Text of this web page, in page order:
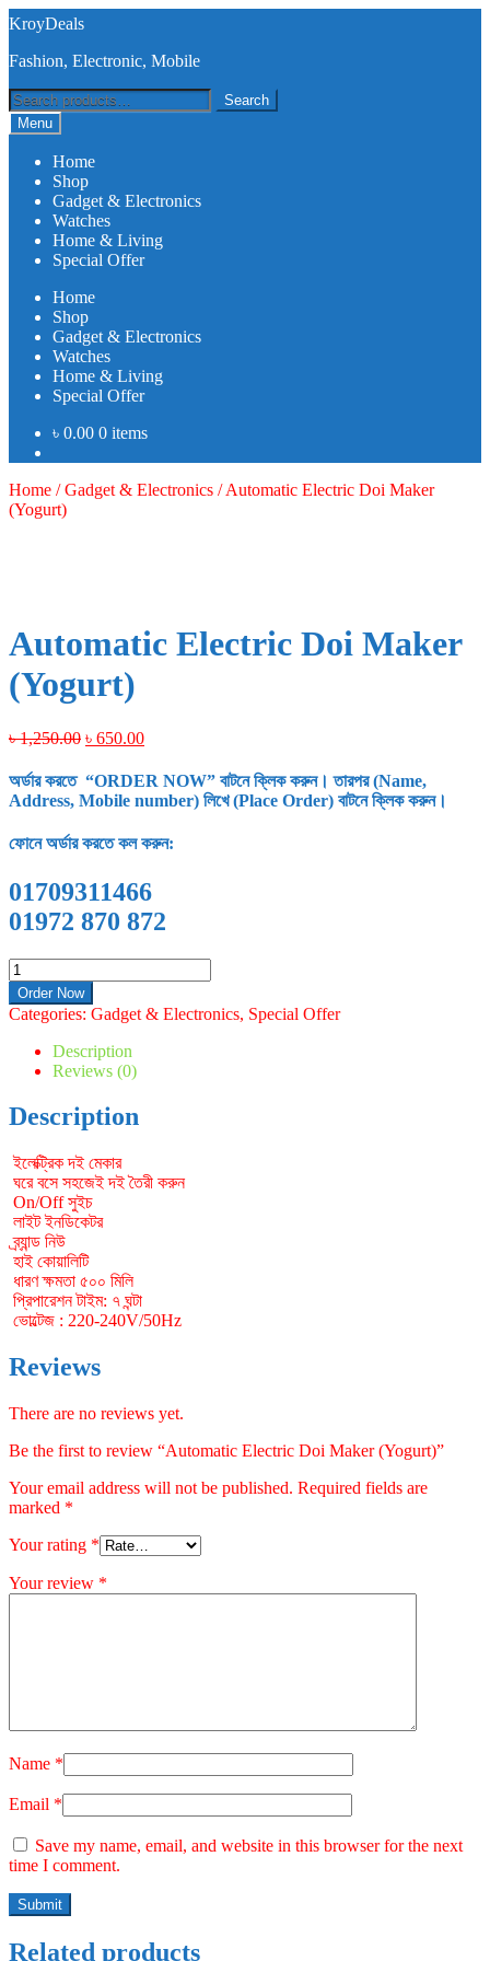
Skip
navigation
Skip
content
KroyDeals
Fashion, Electronic, Mobile
Search
for:
Search
Menu
Home
Shop
Gadget & Electronics
Watches
Home & Living
Special Offer
Home
Shop
Gadget & Electronics
Watches
Home & Living
Special Offer
৳ 0.00 0 items
Home /Gadget & Electronics /Automatic Electric Doi Maker
(Yogurt)
Automatic Electric Doi Maker
(Yogurt)
৳1,250.00 Original
was:
৳ 1,250.00.
৳ 650.00Current
is:
৳ 650.00.
অর্ডার করতে “ORDER NOW” বাটনে ক্লিক করুন। তারপর (Name,
Address, Mobile number) লিখে (Place Order) বাটনে ক্লিক করুন।
ফোনে অর্ডার করতে কল করুন:
01709311466
01972 870 872
Automatic
Electric
Doi
Maker
(Yogurt)
quantity
Order Now
Categories: Gadget & Electronics, Special Offer
Description
Reviews (0)
Description
ইলেক্ট্রিক দই মেকার
ঘরে বসে সহজেই দই তৈরী করুন
On/Off সুইচ
লাইট ইনডিকেটর
ব্র্যান্ড নিউ
হাই কোয়ালিটি
ধারণ ক্ষমতা ৫০০ মিলি
প্রিপারেশন টাইম: ৭ ঘন্টা
ভোল্টেজ : 220-240V/50Hz
Reviews
There are no reviews yet.
Be the first to review “Automatic Electric Doi Maker (Yogurt)”
Your email address will not be published. Required fields are
marked *
Your rating *
Your review *
Name *
Email *
Save my name, email, and website in this browser for the next
time I comment.
Related products